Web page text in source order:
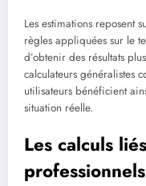
Les estimations reposent
règles appliquées sur le
d’obtenir des résultats
calculateurs généralistes
utilisateurs bénéficient
situation réelle.
Les calculs
professionnels